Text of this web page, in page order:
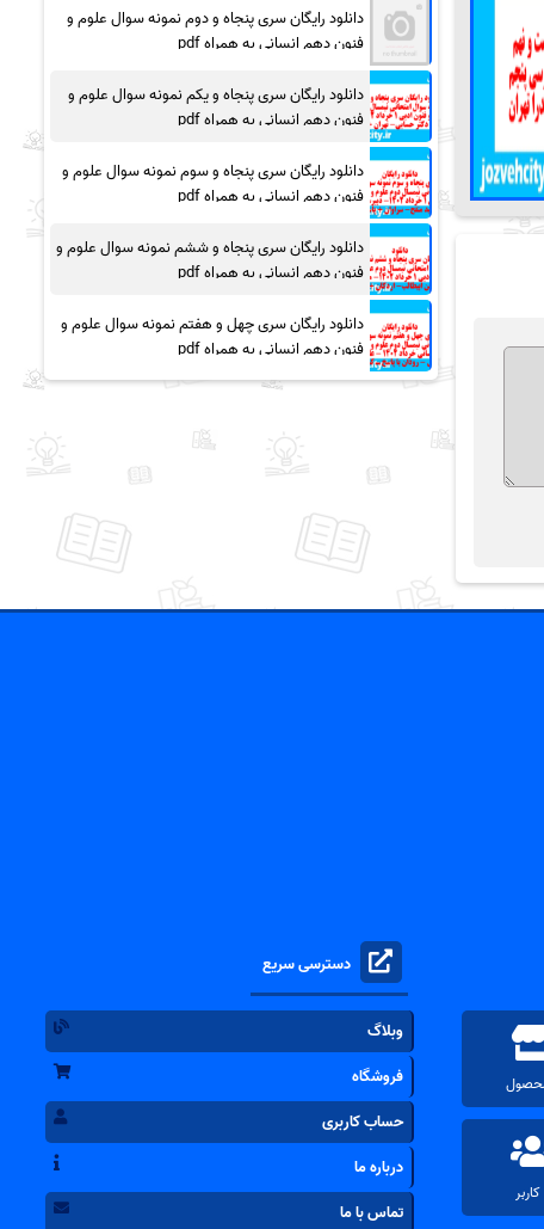
دانلود رایگان سری پنجاه و دوم نمونه سوال علوم و
فنون دهم انسانی به همراه pdf
دانلود رایگان سری پنجاه و یکم نمونه سوال علوم و
فنون دهم انسانی به همراه pdf
دانلود رایگان سری پنجاه و سوم نمونه سوال علوم و
فنون دهم انسانی به همراه pdf
دانلود رایگان سری پنجاه و ششم نمونه سوال علوم و
فنون دهم انسانی به همراه pdf
دانلود رایگان سری چهل و هفتم نمونه سوال علوم و
فنون دهم انسانی به همراه pdf
دسترسی سریع
وبلاگ
فروشگاه
حساب کاربری
درباره ما
تماس با ما